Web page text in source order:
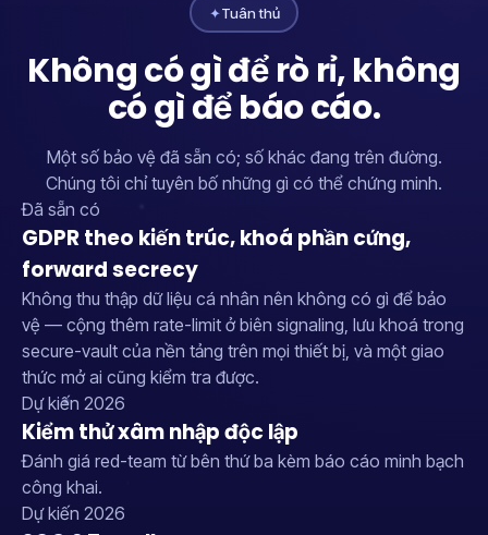
✦Tuân thủ
Không có gì để rò rỉ, không
có gì để báo cáo.
Một số bảo vệ đã sẵn có; số khác đang trên đường.
Chúng tôi chỉ tuyên bố những gì có thể chứng minh.
Đã sẵn có
GDPR theo kiến trúc, khoá phần cứng,
forward secrecy
Không thu thập dữ liệu cá nhân nên không có gì để bảo
vệ — cộng thêm rate-limit ở biên signaling, lưu khoá trong
secure-vault của nền tảng trên mọi thiết bị, và một giao
thức mở ai cũng kiểm tra được.
Dự kiến 2026
Kiểm thử xâm nhập độc lập
Đánh giá red-team từ bên thứ ba kèm báo cáo minh bạch
công khai.
Dự kiến 2026